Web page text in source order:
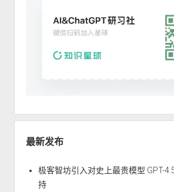
最新发布
极客智坊引入对史上最贵模型 GPT-
持